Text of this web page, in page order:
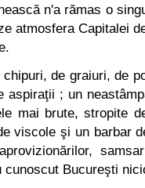
n'a rămas o
atmosfera Capitalei
de graiuri, de
aspiraţii ; un
mai brute, stropite
viscole şi un barbar
Bucureşti